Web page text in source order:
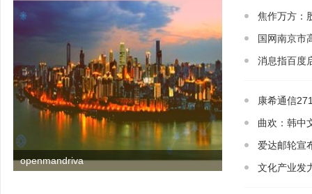
openmandriva
焦作万方：
国网南京市
消息指百度
康希通信
曲欢：韩中
爱达邮轮宣
文化产业发